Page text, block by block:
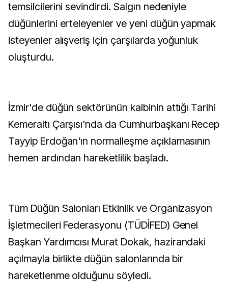
temsilcilerini sevindirdi. Salgın nedeniyle
düğünlerini erteleyenler ve yeni düğün yapmak
isteyenler alışveriş için çarşılarda yoğunluk
oluşturdu.
İzmir'de düğün sektörünün kalbinin attığı Tarihi
Kemeraltı Çarşısı'nda da Cumhurbaşkanı Recep
Tayyip Erdoğan'ın normalleşme açıklamasının
hemen ardından hareketlilik başladı.
Tüm Düğün Salonları Etkinlik ve Organizasyon
İşletmecileri Federasyonu (TÜDİFED) Genel
Başkan Yardımcısı Murat Dokak, hazirandaki
açılmayla birlikte düğün salonlarında bir
hareketlenme olduğunu söyledi.